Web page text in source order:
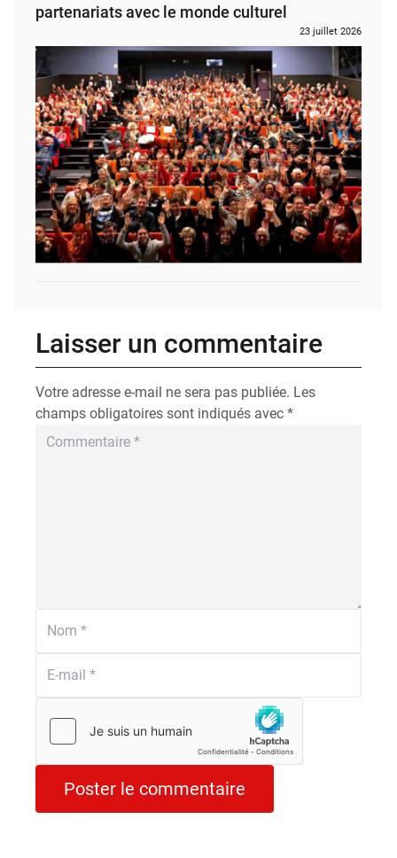
partenariats avec le monde culturel
23 juillet 2026
Laisser un commentaire
Votre adresse e-mail ne sera pas publiée. Les
champs obligatoires sont indiqués avec *